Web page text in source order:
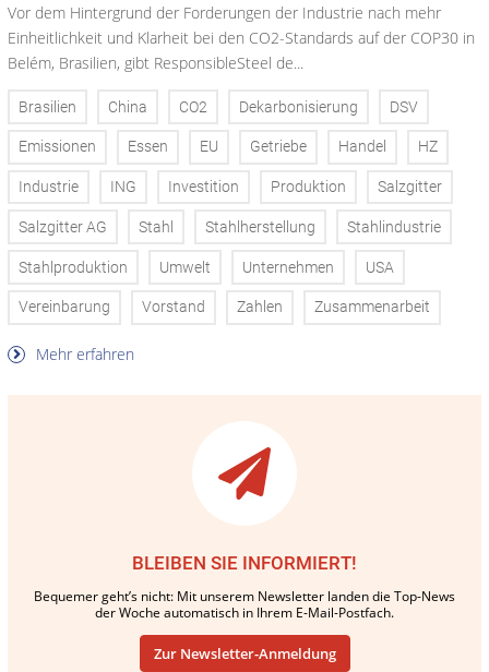
Vor dem Hintergrund der Forderungen der Industrie nach mehr
Einheitlichkeit und Klarheit bei den CO2-Standards auf der COP30 in
Belém, Brasilien, gibt ResponsibleSteel de...
Brasilien China CO2 Dekarbonisierung DSV
Emissionen Essen EU Getriebe Handel HZ
Industrie ING Investition Produktion Salzgitter
Salzgitter AG Stahl Stahlherstellung Stahlindustrie
Stahlproduktion Umwelt Unternehmen USA
Vereinbarung Vorstand Zahlen Zusammenarbeit
Mehr erfahren
BLEIBEN SIE INFORMIERT!
Bequemer geht’s nicht: Mit unserem Newsletter landen die Top-News
der Woche automatisch in Ihrem E-Mail-Postfach.
Zur Newsletter-Anmeldung